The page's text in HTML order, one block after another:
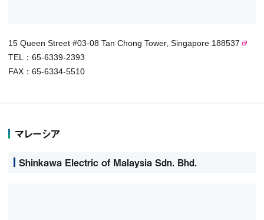
15 Queen Street #03-08 Tan Chong Tower, Singapore 188537
TEL：65-6339-2393
FAX：65-6334-5510
マレーシア
Shinkawa Electric of Malaysia Sdn. Bhd.